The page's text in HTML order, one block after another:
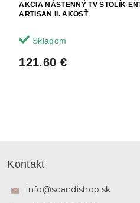
AKCIA NÁSTENNÝ TV STOLÍK
ARTISAN II. AKOSŤ
Skladom
121.60 €
Kontakt
info@scandishop.sk